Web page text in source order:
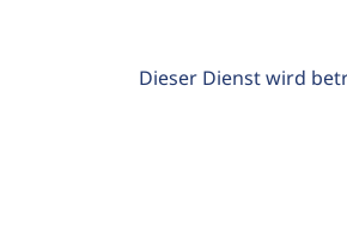
Dieser Dienst wird